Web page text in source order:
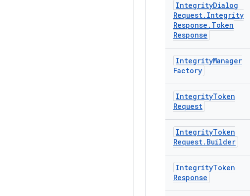
IntegrityDialog
Request. Integrity
Response . Token
Response
IntegrityManager
Factory
IntegrityToken
Request
IntegrityToken
Request. Builder
IntegrityToken
Response